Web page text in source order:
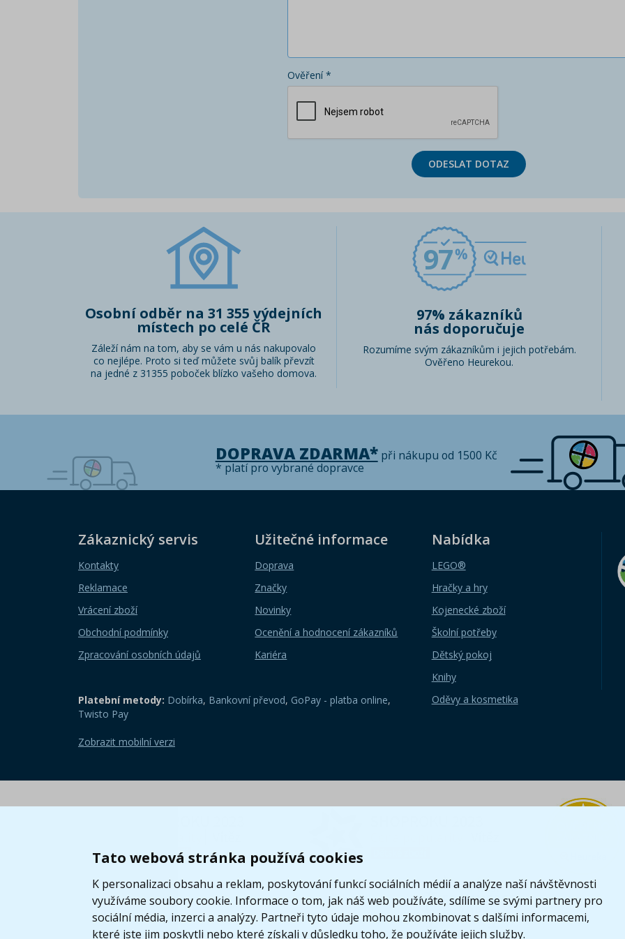
Tato webová stránka používá cookies
K personalizaci obsahu a reklam, poskytování funkcí sociálních médií a analýze naší návštěvnosti
využíváme soubory cookie. Informace o tom, jak náš web používáte, sdílíme se svými partnery pro
sociální média, inzerci a analýzy. Partneři tyto údaje mohou zkombinovat s dalšími informacemi,
které jste jim poskytli nebo které získali v důsledku toho, že používáte jejich služby.
Ověření *
ODESLAT DOTAZ
Osobní odběr na 31 355 výdejních
místech po celé ČR
Záleží nám na tom, aby se vám u nás nakupovalo
co nejlépe. Proto si teď můžete svůj balík převzít
na jedné z 31355 poboček blízko vašeho domova.
97
97% zákazníků
nás doporučuje
Rozumíme svým zákazníkům i jejich potřebám.
Ověřeno Heurekou.
DOPRAVA ZDARMA*při nákupu od 1500 Kč
* platí pro vybrané dopravce
Zákaznický servis
Kontakty
Reklamace
Vrácení zboží
Obchodní podmínky
Zpracování osobních údajů
Užitečné informace
Doprava
Značky
Novinky
Ocenění a hodnocení zákazníků
Kariéra
Nabídka
LEGO®
Hračky a hry
Kojenecké zboží
Školní potřeby
Dětský pokoj
Knihy
Oděvy a kosmetika
Platební metody: Dobírka, Bankovní převod, GoPay - platba online,
Twisto Pay
Zobrazit mobilní verzi